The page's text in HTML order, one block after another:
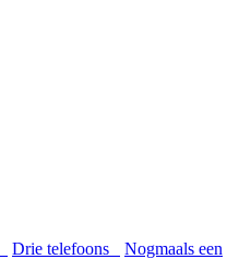
Drie telefoons
Nogmaals een